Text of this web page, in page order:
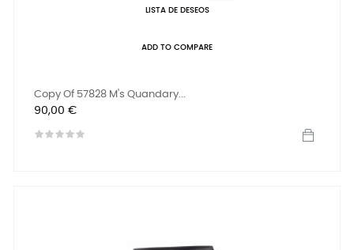
LISTA DE DESEOS
ADD TO COMPARE
Copy Of 57828 M's Quandary...
Precio
90,00 €